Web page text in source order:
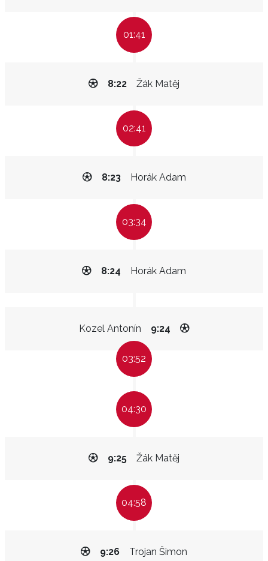
01:41
Žák Matěj
8:22
02:41
Horák Adam
8:23
03:34
Horák Adam
8:24
Kozel Antonín 9:24
03:52
04:30
Žák Matěj
9:25
04:58
Trojan Šimon
9:26